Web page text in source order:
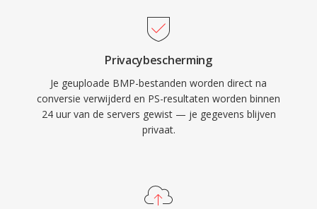
Privacybescherming
Je geuploade BMP-bestanden worden direct na
conversie verwijderd en PS-resultaten worden binnen
24 uur van de servers gewist — je gegevens blijven
privaat.